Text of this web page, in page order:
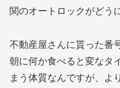
関のオートロックがどう
不動産屋さんに貰った番
朝に何か食べると変なタ
まう体質なんですが、よ